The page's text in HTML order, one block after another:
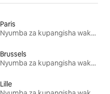
Paris
Nyumba za kupangisha wakati wa likizo
Brussels
Nyumba za kupangisha wakati wa likizo
Lille